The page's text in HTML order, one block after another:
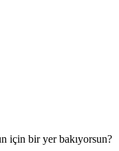
için bir yer bakıyorsun?